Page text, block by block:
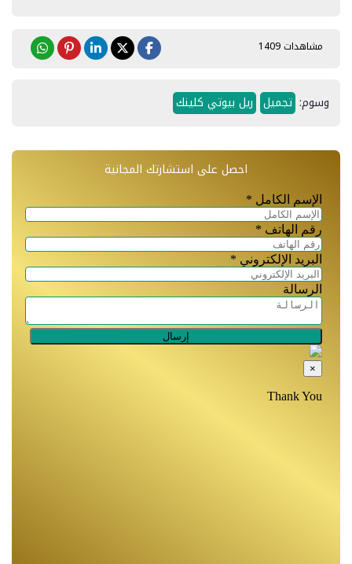
مشاهدات 1409
وسوم: تجميل ريل بيوتي كلينك
احصل على استشارتك المجانية